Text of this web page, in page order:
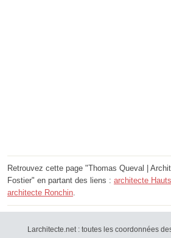
Retrouvez cette page "Thomas Queval |
Fostier" en partant des liens : architecte
architecte Ronchin
Larchitecte.net : toutes les coordonnées